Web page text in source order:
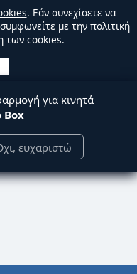
. Εάν συνεχίσετε να
με την πολιτική
των cookies.
για κινητά
Box
ευχαριστώ